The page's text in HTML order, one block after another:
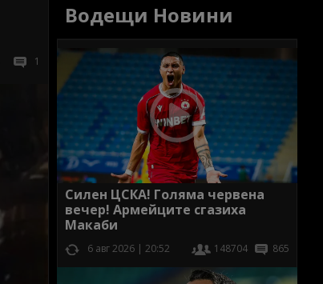
1
Водещи Новини
Силен ЦСКА! Голяма червена
вечер! Армейците сгазиха
Макаби
6 авг 2026 | 20:52 148704 865